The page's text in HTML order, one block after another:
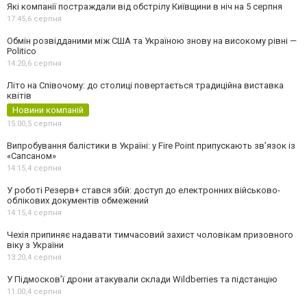
Які компанії постраждали від обстрілу Київщини в ніч на 5 серпня
17:45,6 серпня
Обмін розвідданими між США та Україною знову на високому рівні —
Politico
14:20,6 серпня
Літо на Співочому: до столиці повертається традиційна виставка
квітів
Новини компаній
15:00,5 серпня
Випробування балістики в Україні: у Fire Point припускають зв’язок із
«Сапсаном»
14:15,4 серпня
У роботі Резерв+ стався збій: доступ до електронних військово-
облікових документів обмежений
14:15,4 серпня
Чехія припиняє надавати тимчасовий захист чоловікам призовного
віку з України
13:20,4 серпня
У Підмосков’ї дрони атакували склади Wildberries та підстанцію
11:00,4 серпня